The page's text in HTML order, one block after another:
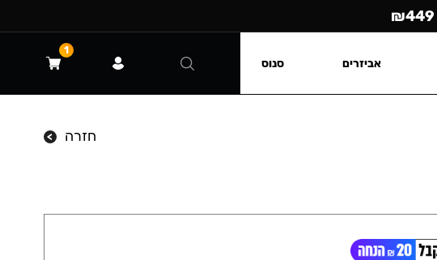
חזרה
אביזרים סנוס
1